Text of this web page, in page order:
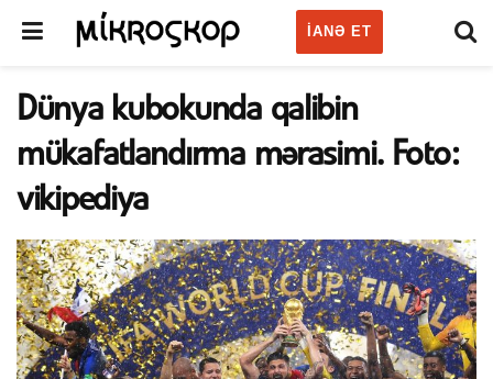
IANƏ ET
Dünya kubokunda qalibin
mükafatlandırma mərasimi. Foto:
vikipediya